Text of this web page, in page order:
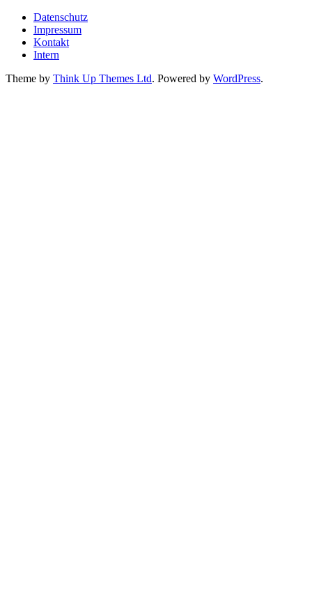
Datenschutz
Impressum
Kontakt
Intern
Theme by Think Up Themes Ltd. Powered by WordPress.